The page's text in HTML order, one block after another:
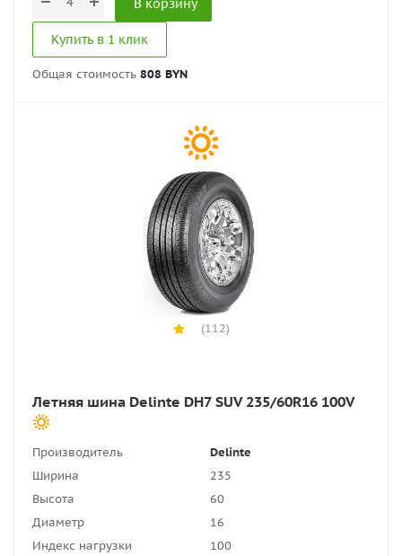
В корзину
Купить в 1 клик
Общая стоимость 808 BYN
(112)
Летняя шина Delinte DH7 SUV 235/60R16 100V
Производитель
Delinte
Ширина
235
Высота
60
Диаметр
16
Индекс нагрузки
100